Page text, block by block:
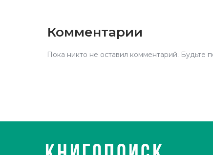
Комментарии
Пока никто не оставил комментарий. Будьте